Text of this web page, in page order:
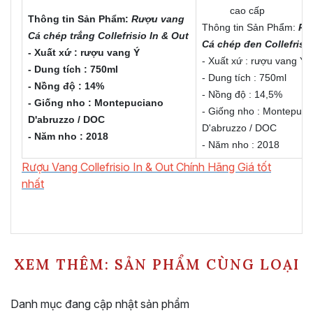
Thông tin Sản Phẩm: Rượu vang
Cá chép trắng Collefrisio In & Out
- Xuất xứ : rượu vang Ý
- Dung tích : 750ml
- Nồng độ : 14%
- Giống nho : Montepuciano
D'abruzzo / DOC
- Năm nho : 2018
cao cấp
Thông tin Sản Phẩm:
Cá chép đen
- Xuất xứ : rượu vang Ý
- Dung tích : 750ml
- Nồng độ : 14,5%
- Giống nho :
D'abruzzo / DOC
- Năm nho : 2018
Rượu Vang Collefrisio In & Out Chính Hãng Giá tốt
nhất
XEM THÊM: SẢN PHẨM CÙNG LOẠI
Danh mục đang cập nhật sản phẩm